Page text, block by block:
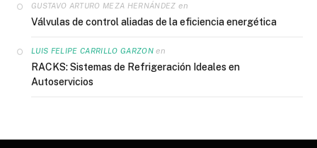
GUSTAVO ARTURO MEZA HERNÁNDEZ en
Válvulas de control aliadas de la eficiencia energética
LUIS FELIPE CARRILLO GARZONen
RACKS: Sistemas de Refrigeración Ideales en
Autoservicios